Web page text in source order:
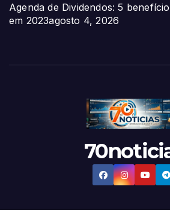
Agenda de Dividendos: 5
em 2023agosto 4, 2026